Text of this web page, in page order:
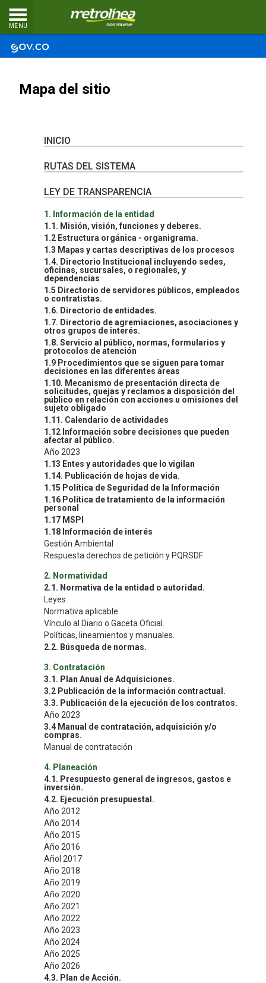
MENU
Mapa del sitio
INICIO
RUTAS DEL SISTEMA
LEY DE TRANSPARENCIA
1. Información de la entidad
1.1. Misión, visión, funciones y deberes.
1.2 Estructura orgánica - organigrama.
1.3 Mapas y cartas descriptivas de los procesos
1.4. Directorio Institucional incluyendo sedes,
oficinas, sucursales, o regionales, y
dependencias
1.5 Directorio de servidores públicos, empleados
o contratistas.
1.6. Directorio de entidades.
1.7. Directorio de agremiaciones, asociaciones y
otros grupos de interés.
1.8. Servicio al público, normas, formularios y
protocolos de atención
1.9 Procedimientos que se siguen para tomar
decisiones en las diferentes áreas
1.10. Mecanismo de presentación directa de
solicitudes, quejas y reclamos a disposición del
público en relación con acciones u omisiones del
sujeto obligado
1.11. Calendario de actividades
1.12 Información sobre decisiones que pueden
afectar al público.
Año 2023
1.13 Entes y autoridades que lo vigilan
1.14. Publicación de hojas de vida.
1.15 Política de Seguridad de la Información
1.16 Política de tratamiento de la información
personal
1.17 MSPI
1.18 Información de interés
Gestión Ambiental
Respuesta derechos de petición y PQRSDF
2. Normatividad
2.1. Normativa de la entidad o autoridad.
Leyes
Normativa aplicable.
Vínculo al Diario o Gaceta Oficial.
Políticas, lineamientos y manuales.
2.2. Búsqueda de normas.
3. Contratación
3.1. Plan Anual de Adquisiciones.
3.2 Publicación de la información contractual.
3.3. Publicación de la ejecución de los contratos.
Año 2023
3.4 Manual de contratación, adquisición y/o
compras.
Manual de contratación
4. Planeación
4.1. Presupuesto general de ingresos, gastos e
inversión.
4.2. Ejecución presupuestal.
Año 2012
Año 2014
Año 2015
Año 2016
Añol 2017
Año 2018
Año 2019
Año 2020
Año 2021
Año 2022
Año 2023
Año 2024
Año 2025
Año 2026
4.3. Plan de Acción.